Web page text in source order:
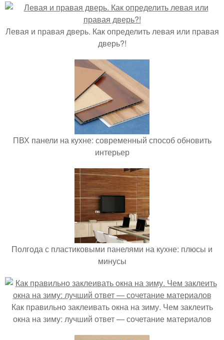
Левая и правая дверь. Как определить левая или правая
дверь?!
ПВХ панели на кухне: современный способ обновить
интерьер
Полгода с пластиковыми панелями на кухне: плюсы и
минусы
Как правильно заклеивать окна на зиму. Чем заклеить
окна на зиму: лучший ответ — сочетание материалов